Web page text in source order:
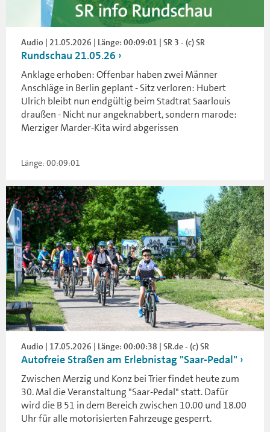
Audio | 21.05.2026 | Länge: 00:09:01 | SR 3 - (c) SR
Rundschau 21.05.26
Anklage erhoben: Offenbar haben zwei Männer
Anschläge in Berlin geplant - Sitz verloren: Hubert
Ulrich bleibt nun endgültig beim Stadtrat Saarlouis
draußen - Nicht nur angeknabbert, sondern marode:
Merziger Marder-Kita wird abgerissen
Länge: 00:09:01
Audio | 17.05.2026 | Länge: 00:00:38 | SR.de - (c) SR
Autofreie Straßen am Erlebnistag "Saar-Pedal"
Zwischen Merzig und Konz bei Trier findet heute zum
30. Mal die Veranstaltung "Saar-Pedal" statt. Dafür
wird die B 51 in dem Bereich zwischen 10.00 und 18.00
Uhr für alle motorisierten Fahrzeuge gesperrt.